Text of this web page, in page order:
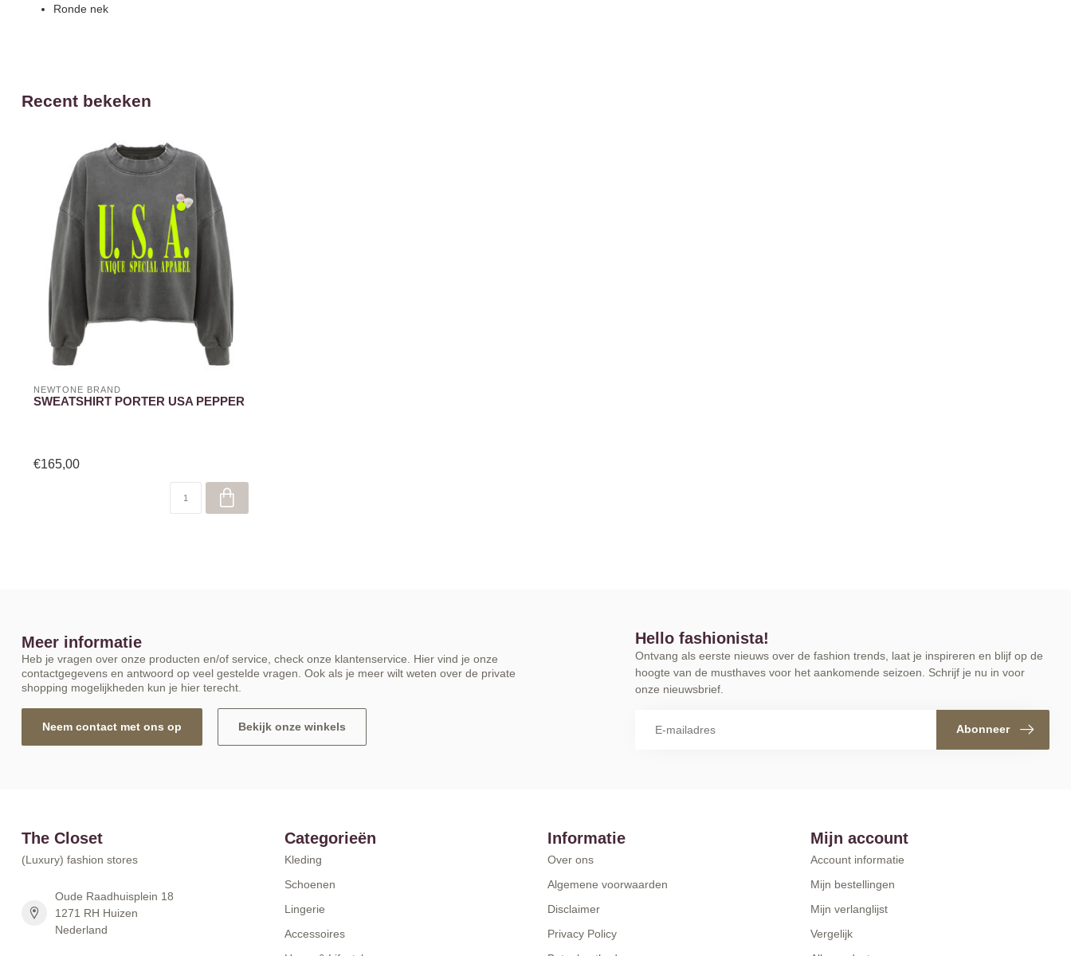
Ronde nek
Recent bekeken
NEWTONE BRAND
SWEATSHIRT PORTER USA PEPPER
€165,00
Meer informatie
Heb je vragen over onze producten en/of service, check onze klantenservice. Hier vind je onze
contactgegevens en antwoord op veel gestelde vragen. Ook als je meer wilt weten over de private
shopping mogelijkheden kun je hier terecht.
Neem contact met ons op Bekijk onze winkels
Hello fashionista!
Ontvang als eerste nieuws over de fashion trends, laat je inspireren en blijf op de
hoogte van de musthaves voor het aankomende seizoen. Schrijf je nu in voor
onze nieuwsbrief.
Abonneer
The Closet
(Luxury) fashion stores
Oude Raadhuisplein 18
1271 RH Huizen
Nederland
Categorieën
Kleding
Schoenen
Lingerie
Accessoires
Informatie
Over ons
Algemene voorwaarden
Disclaimer
Privacy Policy
Mijn account
Account informatie
Mijn bestellingen
Mijn verlanglijst
Vergelijk